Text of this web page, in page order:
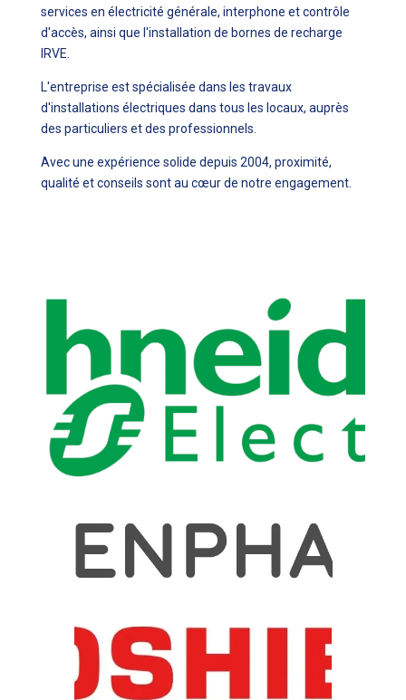
services en électricité générale, interphone et contrôle
d'accès, ainsi que l'installation de bornes de recharge
IRVE.
L'entreprise est spécialisée dans les travaux
d'installations électriques dans tous les locaux, auprès
des particuliers et des professionnels.
Avec une expérience solide depuis 2004, proximité,
qualité et conseils sont au cœur de notre engagement.